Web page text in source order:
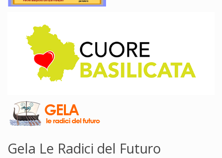
Gela Le Radici del Futuro